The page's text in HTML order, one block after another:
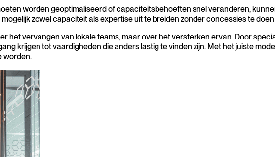
opgeschaald of IT‑kosten moeten worden geoptimaliseerd, geven wij u
worden geoptimaliseerd of capaciteitsbehoeften snel veranderen,
zowel capaciteit als expertise uit te breiden zonder concessies te
het vervangen van lokale teams, maar over het versterken ervan. Door
krijgen tot vaardigheden die anders lastig te vinden zijn. Met het juiste
worden.